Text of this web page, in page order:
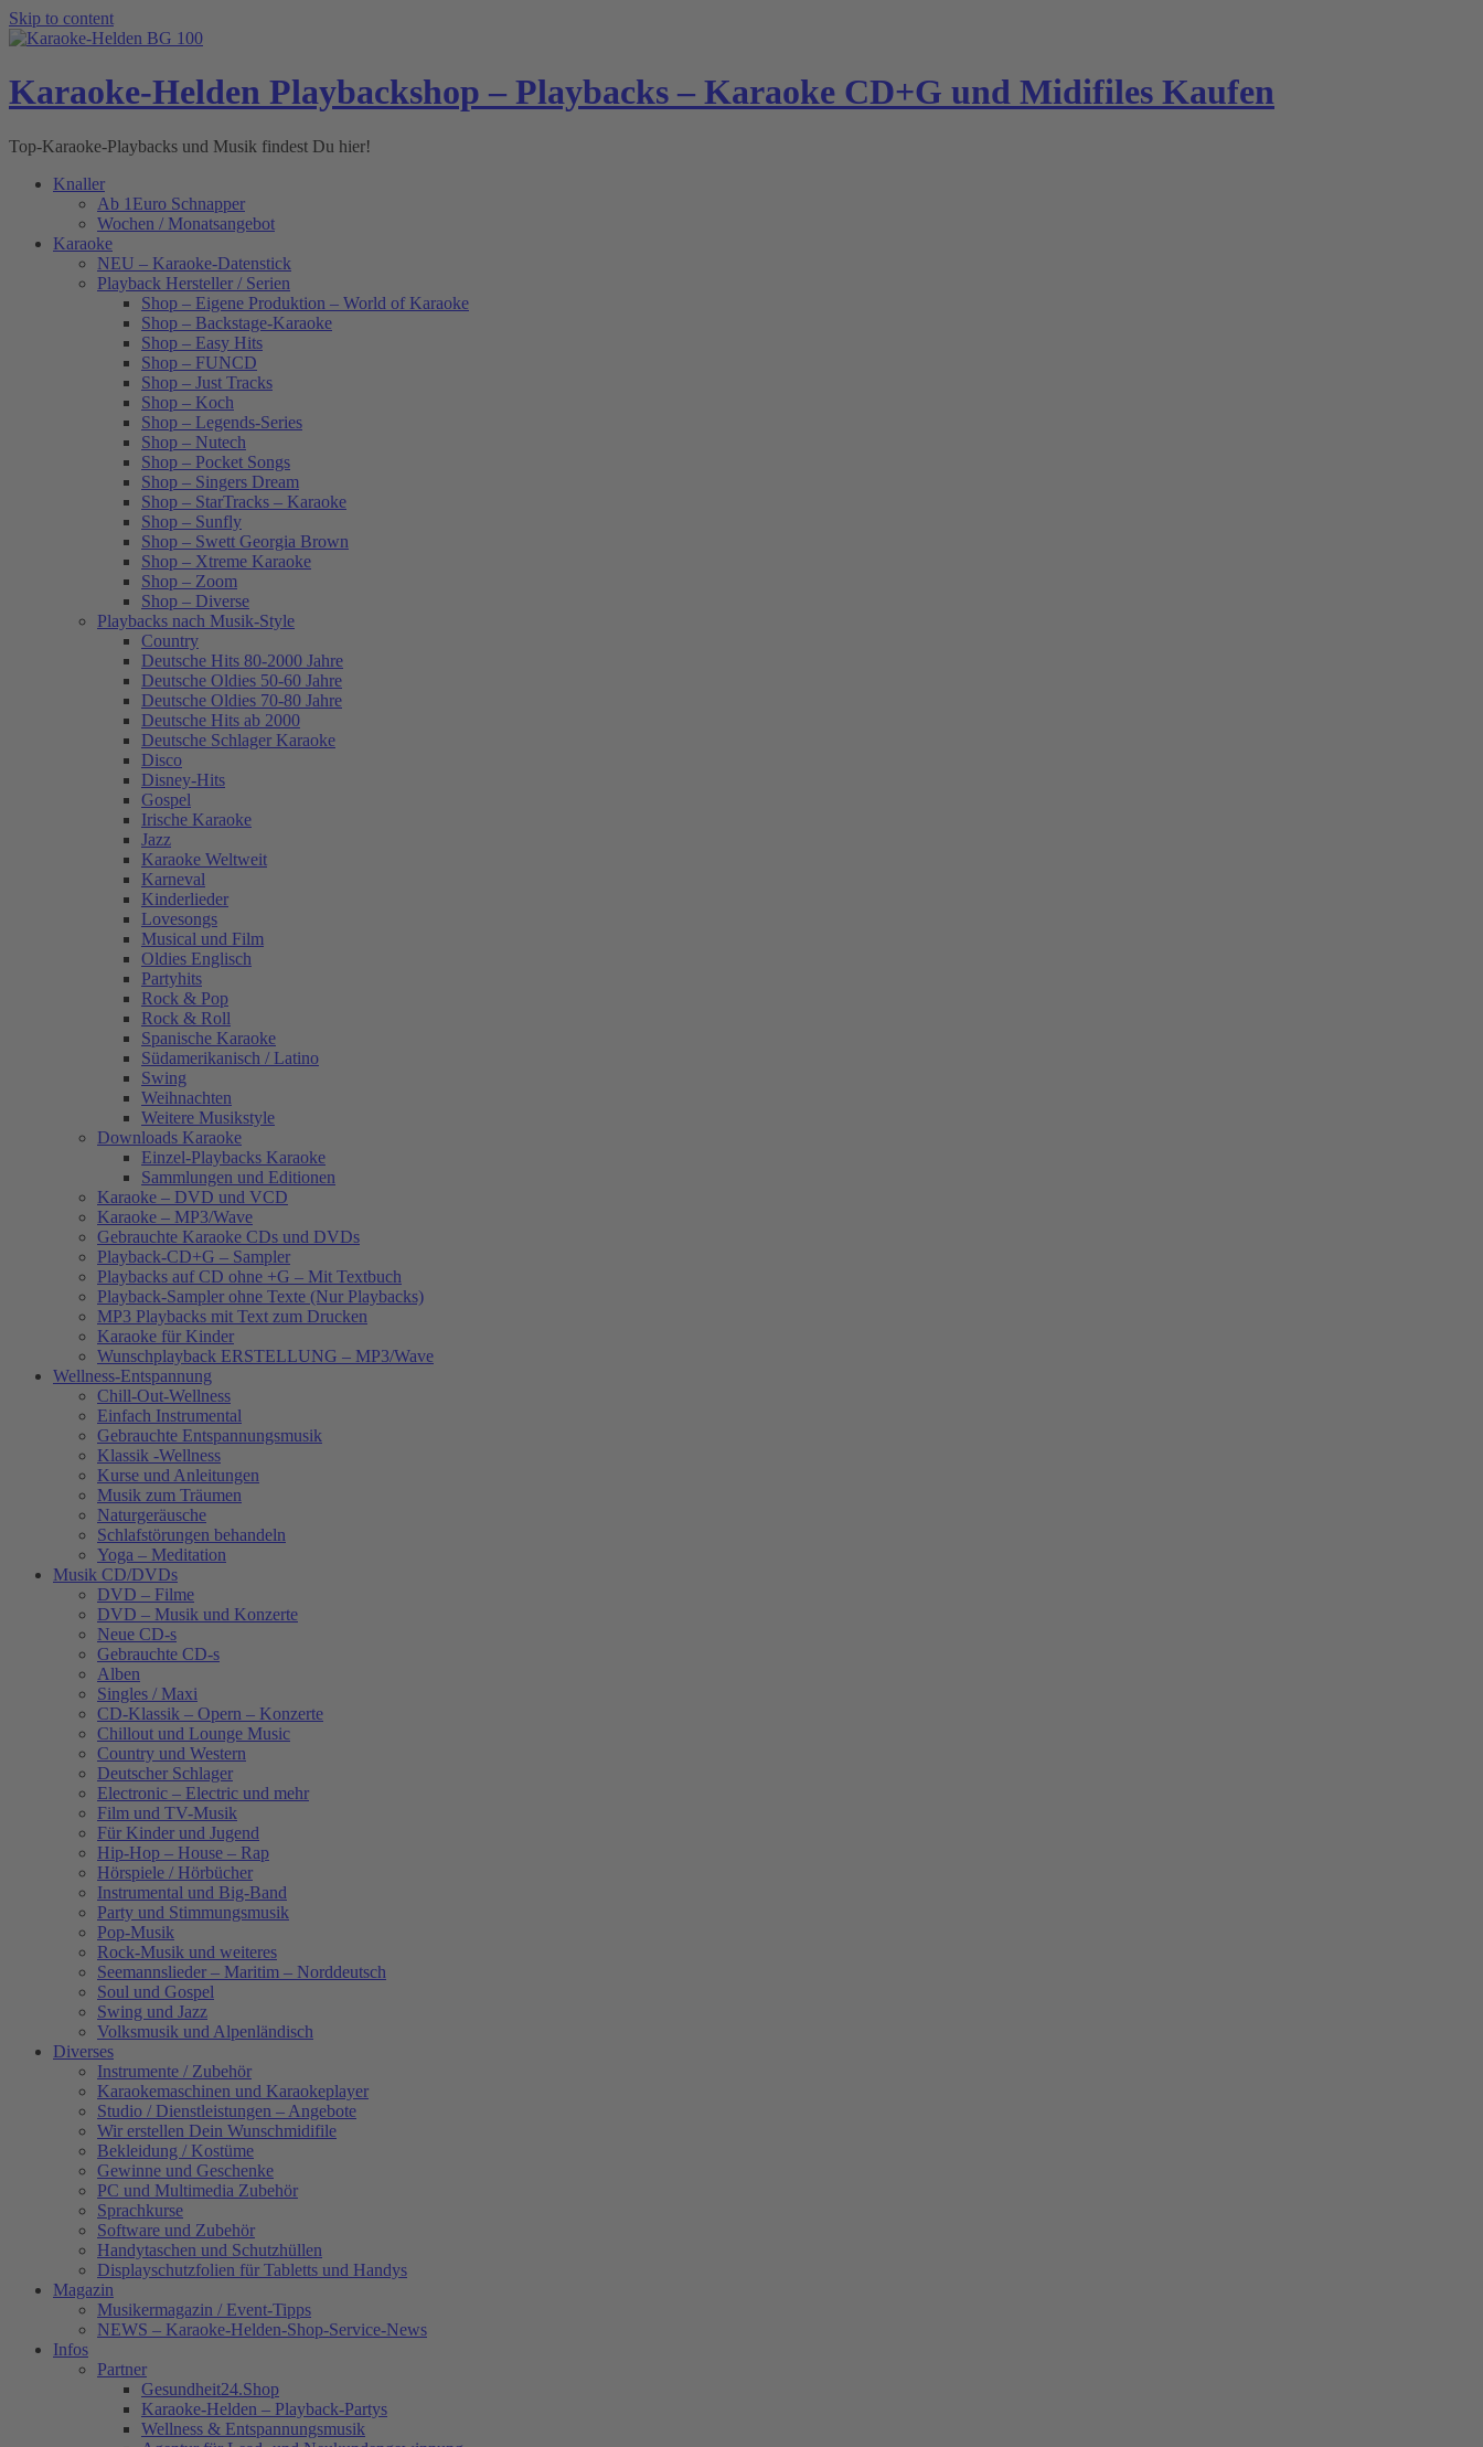
Skip to content
Karaoke-Helden Playbackshop – Playbacks – Karaoke CD+G und Midifiles Kaufen
Top-Karaoke-Playbacks und Musik findest Du hier!
Knaller
Ab 1Euro Schnapper
Wochen / Monatsangebot
Karaoke
NEU – Karaoke-Datenstick
Playback Hersteller / Serien
Shop – Eigene Produktion – World of Karaoke
Shop – Backstage-Karaoke
Shop – Easy Hits
Shop – FUNCD
Shop – Just Tracks
Shop – Koch
Shop – Legends-Series
Shop – Nutech
Shop – Pocket Songs
Shop – Singers Dream
Shop – StarTracks – Karaoke
Shop – Sunfly
Shop – Swett Georgia Brown
Shop – Xtreme Karaoke
Shop – Zoom
Shop – Diverse
Playbacks nach Musik-Style
Country
Deutsche Hits 80-2000 Jahre
Deutsche Oldies 50-60 Jahre
Deutsche Oldies 70-80 Jahre
Deutsche Hits ab 2000
Deutsche Schlager Karaoke
Disco
Disney-Hits
Gospel
Irische Karaoke
Jazz
Karaoke Weltweit
Karneval
Kinderlieder
Lovesongs
Musical und Film
Oldies Englisch
Partyhits
Rock & Pop
Rock & Roll
Spanische Karaoke
Südamerikanisch / Latino
Swing
Weihnachten
Weitere Musikstyle
Downloads Karaoke
Einzel-Playbacks Karaoke
Sammlungen und Editionen
Karaoke – DVD und VCD
Karaoke – MP3/Wave
Gebrauchte Karaoke CDs und DVDs
Playback-CD+G – Sampler
Playbacks auf CD ohne +G – Mit Textbuch
Playback-Sampler ohne Texte (Nur Playbacks)
MP3 Playbacks mit Text zum Drucken
Karaoke für Kinder
Wunschplayback ERSTELLUNG – MP3/Wave
Wellness-Entspannung
Chill-Out-Wellness
Einfach Instrumental
Gebrauchte Entspannungsmusik
Klassik -Wellness
Kurse und Anleitungen
Musik zum Träumen
Naturgeräusche
Schlafstörungen behandeln
Yoga – Meditation
Musik CD/DVDs
DVD – Filme
DVD – Musik und Konzerte
Neue CD-s
Gebrauchte CD-s
Alben
Singles / Maxi
CD-Klassik – Opern – Konzerte
Chillout und Lounge Music
Country und Western
Deutscher Schlager
Electronic – Electric und mehr
Film und TV-Musik
Für Kinder und Jugend
Hip-Hop – House – Rap
Hörspiele / Hörbücher
Instrumental und Big-Band
Party und Stimmungsmusik
Pop-Musik
Rock-Musik und weiteres
Seemannslieder – Maritim – Norddeutsch
Soul und Gospel
Swing und Jazz
Volksmusik und Alpenländisch
Diverses
Instrumente / Zubehör
Karaokemaschinen und Karaokeplayer
Studio / Dienstleistungen – Angebote
Wir erstellen Dein Wunschmidifile
Bekleidung / Kostüme
Gewinne und Geschenke
PC und Multimedia Zubehör
Sprachkurse
Software und Zubehör
Handytaschen und Schutzhüllen
Displayschutzfolien für Tabletts und Handys
Magazin
Musikermagazin / Event-Tipps
NEWS – Karaoke-Helden-Shop-Service-News
Infos
Partner
Gesundheit24.Shop
Karaoke-Helden – Playback-Partys
Wellness & Entspannungsmusik